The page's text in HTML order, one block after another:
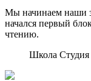
Мы начинаем наши
начался первый
чтению.
Школа Студия